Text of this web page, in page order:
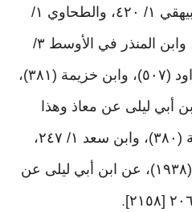
فرادى، والحديث أخرجه البيهقي ١/ ٤٢٠، والطحاوي ١/
١٣١، وعبد الرزاق (١٧٨٨)، وابن المنذر في الأوسط ٣/
٢٨ وأحمد (٢٢٠٢٧)، وأبو داود (٥٠٧)، وابن خزيمة (٣٨١)،
١/ ٢٤٢، عن ابن أبي ليلى عن معاذ وهذا
منقطع؛ وأخرجه ابن خزيمة (٣٨٠)، وابن سعد ١/ ٢٤٧،
وابن أبي عاصم في الآحاد (١٩٣٨)، عن ابن أبي ليلى عن
.